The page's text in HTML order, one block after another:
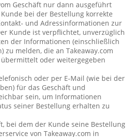
Geschäft nur dann ausgeführt
bei der Bestellung korrekte
und Adressinformationen zur
Kunde ist verpflichtet, unverzüglich
der Informationen (einschließlich
zu melden, die an Takeaway.com
oder weitergegeben
oder per E-Mail (wie bei der
für das Geschäft und
sein, um Informationen
seiner Bestellung erhalten zu
bei dem der Kunde seine Bestellung
von Takeaway.com in